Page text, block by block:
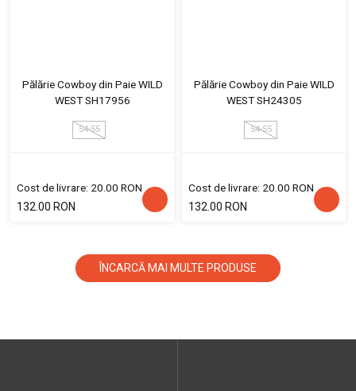
Pălărie Cowboy din Paie WILD
WEST SH17956
54-55
Cost de livrare: 20.00 RON
132.00 RON
Pălărie Cowboy din Paie WILD
WEST SH24305
54-55
Cost de livrare: 20.00 RON
132.00 RON
ÎNCARCĂ MAI MULTE PRODUSE